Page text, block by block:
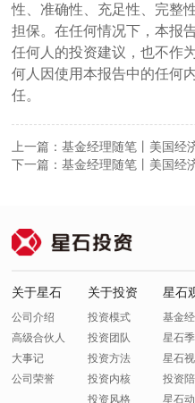
性、准确性、充足性、完整
担保。在任何情况下，本报
任何人的投资建议，也不作
何人因使用本报告中的任何
任。
上一篇：基金经理随笔丨美国经
下一篇：基金经理随笔丨美国经
关于星石
公司介绍
高级合伙人
大事记
公司荣誉
关于投资
投资模式
投资团队
投资方法
投资内核
投资风格
星石
基金
星石季
星石
投资
星石